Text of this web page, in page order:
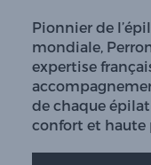
Pionnier de
mondiale,
expertise
de chaque
confort et haute